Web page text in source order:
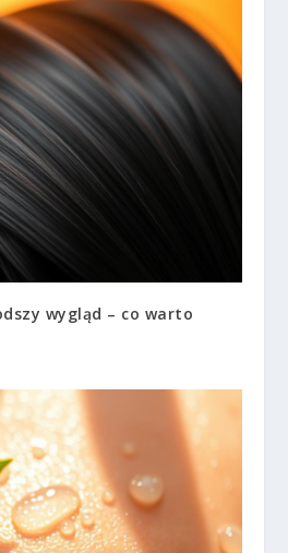
wygląd – co warto